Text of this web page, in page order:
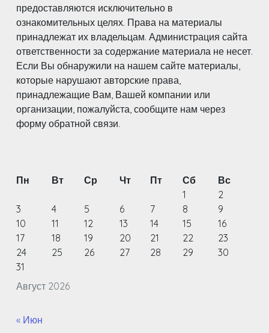
предоставляются исключительно в
ознакомительных целях. Права на материалы
принадлежат их владельцам. Администрация сайта
ответственности за содержание материала не несет.
Если Вы обнаружили на нашем сайте материалы,
которые нарушают авторские права,
принадлежащие Вам, Вашей компании или
организации, пожалуйста, сообщите нам через
форму обратной связи.
Август 2026
Пн Вт Ср Чт Пт Сб
Вс
1
2
3
4 5 6 7 8
9
10
11 12 13 14 15
16
17
18 19 20 21 22
23
24
25 26 27 28 29
30
31
« Июн